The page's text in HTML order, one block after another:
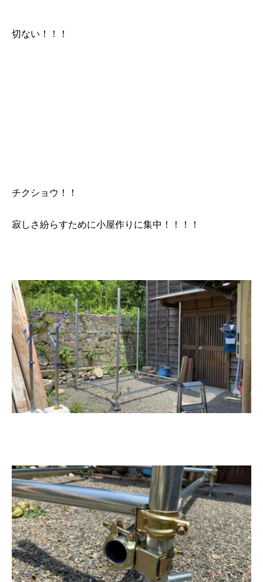
切ない！！！
チクショウ！！
寂しさ紛らすために小屋作りに集中！！！！